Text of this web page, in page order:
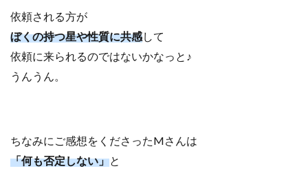
依頼される方が
ぼくの持つ星や性質に共感して
依頼に来られるのではないかなっと♪
うんうん。
ちなみにご感想をくださったMさんは
「何も否定しない」と